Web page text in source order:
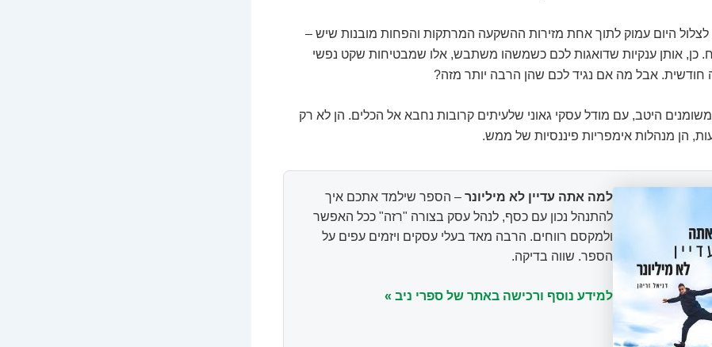
לצלול היום עמוק לתוך אחת מזירות ההשקעה המרתקות והפחות מובנות שיש –
כן, אותן ענקיות שדואגות לכם כשמשהו משתבש, אלו שמבטיחות שקט נפשי
חודשית. אבל מה אם נגיד לכם שהן הרבה יותר מזה?
משומנים היטב, עם מודל עסקי גאוני שלעיתים קרובות נחבא אל הכלים. הן לא רק
הן מנהלות אימפריות פיננסיות של ממש.
למה אתה עדיין לא מיליונר – הספר שילמד אתכם איך
להתנהל נכון עם כסף, לנהל עסק בצורה "רזה" ככל האפשר
ולמקסם רווחים. הרבה מאד בעלי עסקים ויזמים עפים על
הספר. שווה בדיקה.
למידע נוסף ורכישה באתר של ספרי ניב »